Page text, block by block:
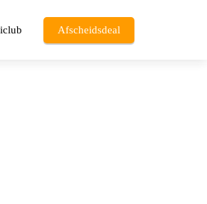
Afscheidsdeal